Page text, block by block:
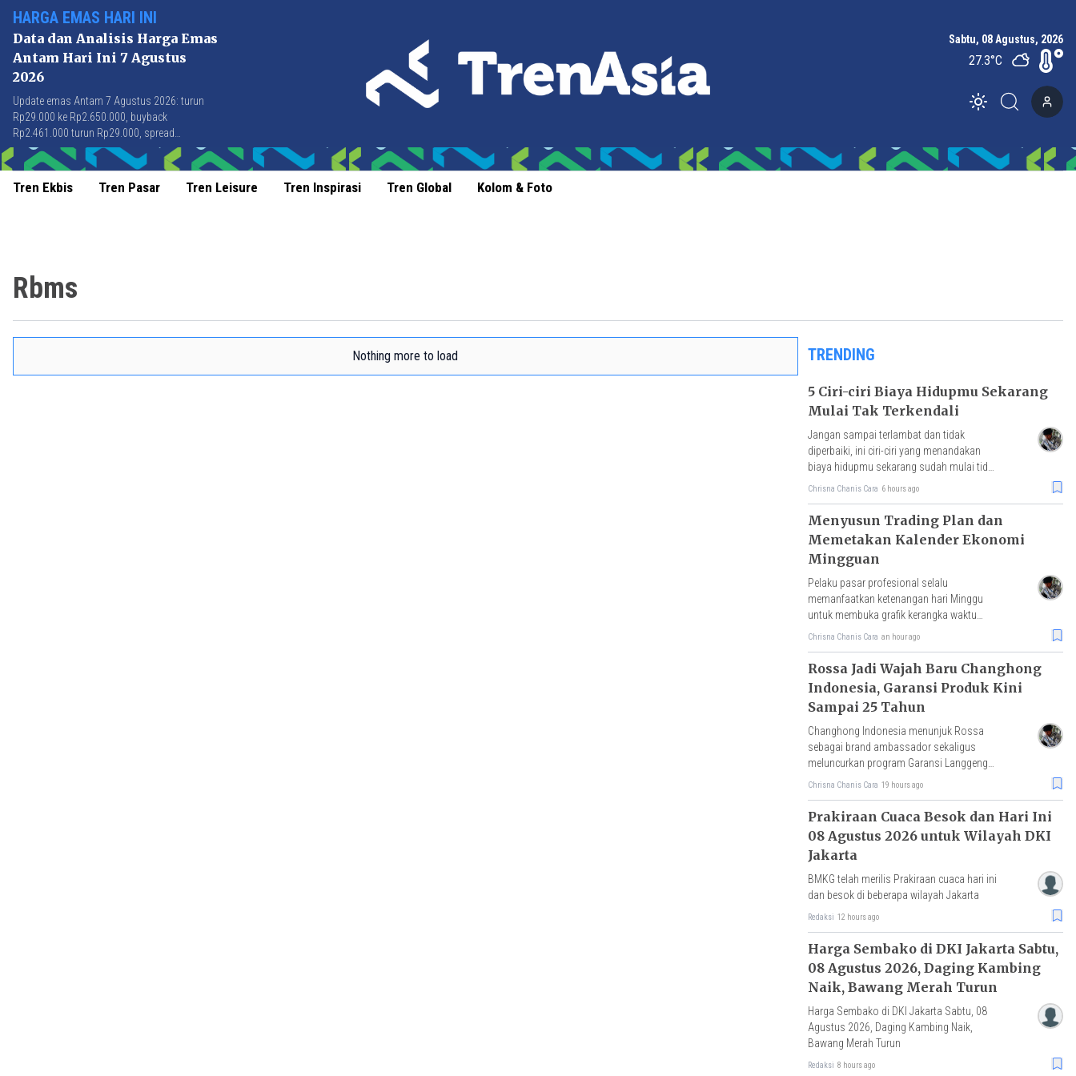
HARGA EMAS HARI INI
Data dan Analisis Harga Emas
Antam Hari Ini 7 Agustus
2026
Update emas Antam 7 Agustus 2026: turun
Rp29.000 ke Rp2.650.000, buyback
Rp2.461.000 turun Rp29.000, spread
Rp189.000 stabil di level terbaik sejak April
2026.
Sabtu, 08 Agustus, 2026
27.3°C
Toggle theme
Tren Ekbis Tren Pasar Tren Leisure Tren Inspirasi Tren Global Kolom & Foto
Rbms
Nothing more to load TRENDING
5 Ciri-ciri Biaya Hidupmu Sekarang
Mulai Tak Terkendali
Jangan sampai terlambat dan tidak
diperbaiki, ini ciri-ciri yang menandakan
biaya hidupmu sekarang sudah mulai tidak
terkendali.
Chrisna Chanis Cara 6 hours ago
Menyusun Trading Plan dan
Memetakan Kalender Ekonomi
Mingguan
Pelaku pasar profesional selalu
memanfaatkan ketenangan hari Minggu
untuk membuka grafik kerangka waktu
besar dan menandai zona-zona krusial.
Chrisna Chanis Cara an hour ago
Rossa Jadi Wajah Baru Changhong
Indonesia, Garansi Produk Kini
Sampai 25 Tahun
Changhong Indonesia menunjuk Rossa
sebagai brand ambassador sekaligus
meluncurkan program Garansi Langgeng
dengan perlindungan produk hingga 25
Chrisna Chanis Cara 19 hours ago
Prakiraan Cuaca Besok dan Hari Ini
08 Agustus 2026 untuk Wilayah DKI
Jakarta
BMKG telah merilis Prakiraan cuaca hari ini
dan besok di beberapa wilayah Jakarta
Redaksi 12 hours ago
Harga Sembako di DKI Jakarta Sabtu,
08 Agustus 2026, Daging Kambing
Naik, Bawang Merah Turun
Harga Sembako di DKI Jakarta Sabtu, 08
Agustus 2026, Daging Kambing Naik,
Bawang Merah Turun
Redaksi 8 hours ago